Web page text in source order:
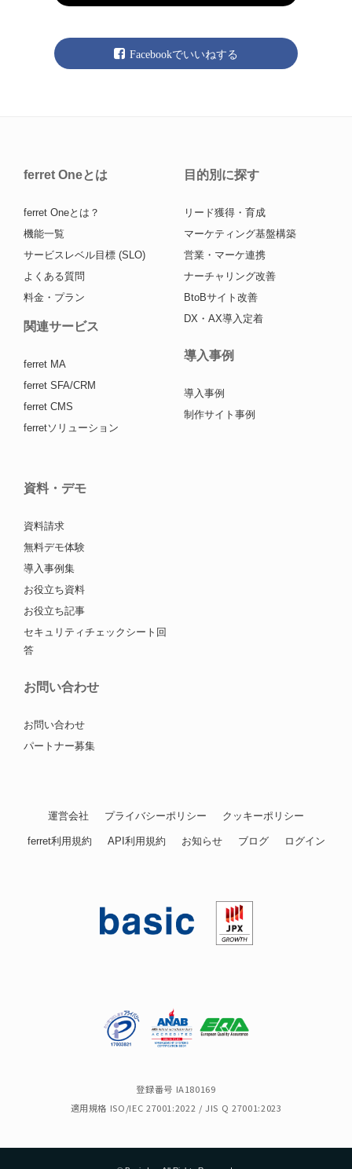
Facebookでいいねする
ferret Oneとは
ferret Oneとは？
機能一覧
サービスレベル目標 (SLO)
よくある質問
料金・プラン
関連サービス
ferret MA
ferret SFA/CRM
ferret CMS
ferretソリューション
目的別に探す
リード獲得・育成
マーケティング基盤構築
営業・マーケ連携
ナーチャリング改善
BtoBサイト改善
DX・AX導入定着
導入事例
導入事例
制作サイト事例
資料・デモ
資料請求
無料デモ体験
導入事例集
お役立ち資料
お役立ち記事
セキュリティチェックシート回
答
お問い合わせ
お問い合わせ
パートナー募集
運営会社 プライバシーポリシー クッキーポリシー
ferret利用規約 API利用規約 お知らせ ブログ ログイン
登録番号 IA180169
適用規格 ISO/IEC 27001:2022 / JIS Q 27001:2023